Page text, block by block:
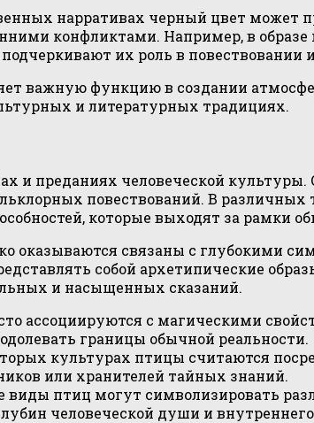
нарративах черный цвет может
конфликтами. Например, в образе
их роль в
важную функцию в создании
и литературных традициях.
и преданиях человеческой
повествований. В
которые выходят за рамки
оказываются связаны с глубокими
собой архетипические
и насыщенных сказаний.
ассоциируются с магическими
границы обычной реальности.
культурах птицы считаются
или хранителей тайных знаний.
виды птиц могут символизировать
человеческой души и